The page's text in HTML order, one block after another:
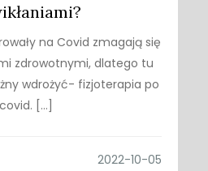
na Covid zmagają się
zdrowotnymi, dlatego tu
wdrożyć- fizjoterapia po
covid. […]